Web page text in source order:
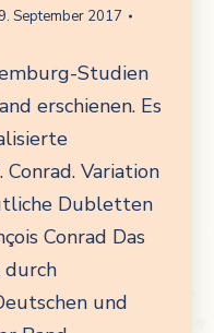
September 2017
Studien
erschienen. Es
Variation
Dubletten
Conrad Das
durch
und